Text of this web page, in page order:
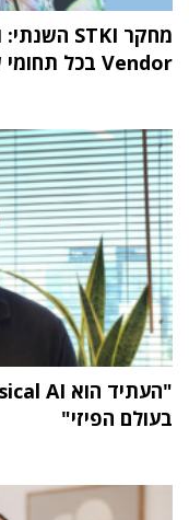
Vendor בכל תחומי שוק ה-IT
בעולם הפיזי"